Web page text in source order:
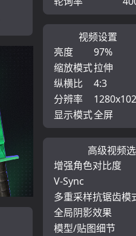
视频设置
亮度
97%
缩放模式拉伸
纵横比
4:3
分辨率
显示模式全屏
高级视频
增强角色对比度
V-Sync
多重采样抗锯齿模
全局阴影效果
模型/贴图细节